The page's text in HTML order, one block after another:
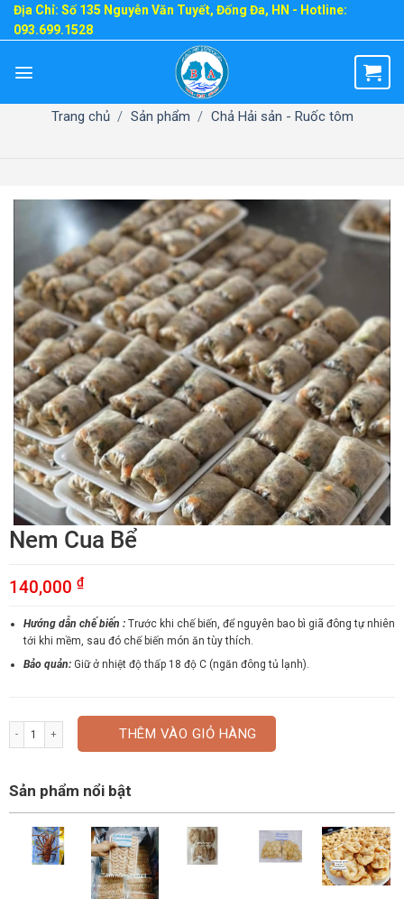
SkipĐịa Chỉ: Số 135 Nguyễn Văn Tuyết, Đống Đa, HN - Hotline:
093.699.1528
Trang chủ / Sản phẩm / Chả Hải sản - Ruốc tôm
Nem Cua Bể
140,000 ₫
Hướng dẫn chế biến : Trước khi chế biến, để nguyên bao bì giã đông tự nhiên
tới khi mềm, sau đó chế biến món ăn tùy thích.
Bảo quản: Giữ ở nhiệt độ thấp 18 độ C (ngăn đông tủ lạnh).
Nem Cua Bể số lượng THÊM VÀO GIỎ HÀNG
Sản phẩm nổi bật